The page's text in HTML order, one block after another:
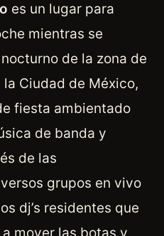
es un lugar para
mientras se
de la zona de
Ciudad de México,
fiesta ambientado
de banda y
de las
grupos en vivo
dj’s residentes que